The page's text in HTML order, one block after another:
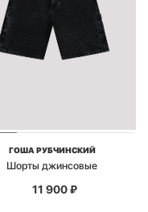
ГОША РУБЧИНСКИЙ
Шорты джинсовые
11 900₽